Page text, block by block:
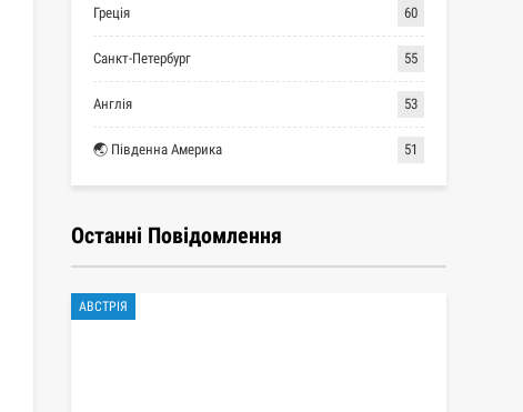
Греція 60
Санкт-Петербург 55
Англія 53
🌏 Південна Америка 51
Останні Повідомлення
АВСТРІЯ